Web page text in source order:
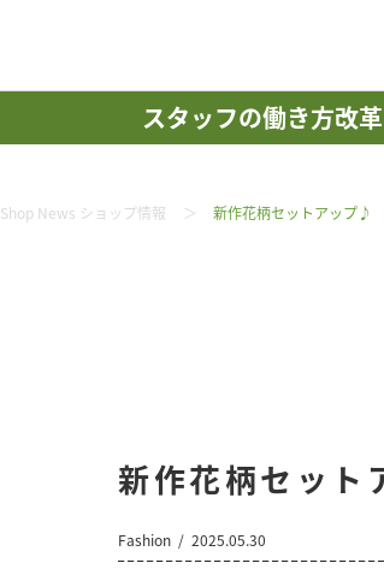
スタッフの働き方改
Shop News ショップ情報 新作花柄セットアップ♪
新作花柄セット
Fashion
2025.05.30